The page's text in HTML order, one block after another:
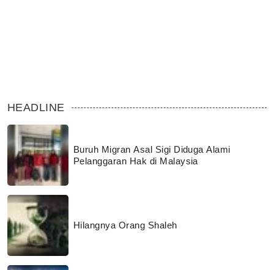
HEADLINE
Buruh Migran Asal Sigi Diduga Alami
Pelanggaran Hak di Malaysia
Hilangnya Orang Shaleh